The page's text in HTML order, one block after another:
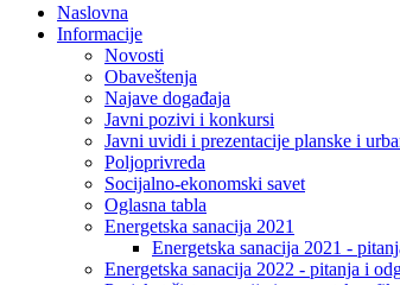
Naslovna
Informacije
Novosti
Obaveštenja
Najave događaja
Javni pozivi i konkursi
Javni uvidi i prezentacije planske i
Poljoprivreda
Socijalno-ekonomski savet
Oglasna tabla
Energetska sanacija 2021
Energetska sanacija 2021 -
Energetska sanacija 2022 - pitanja i